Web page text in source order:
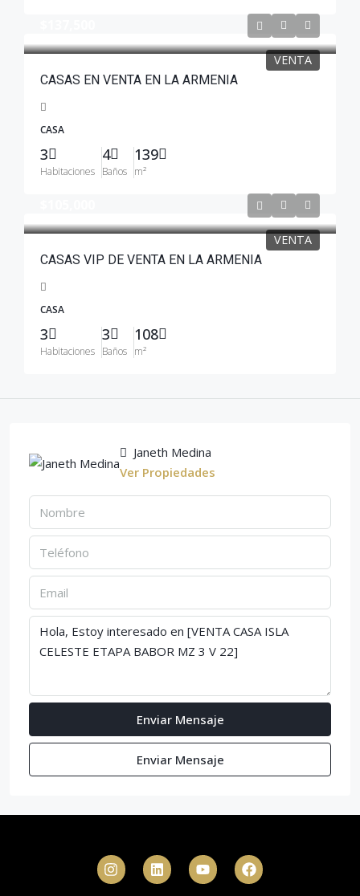
VENTA
CASAS EN VENTA EN LA ARMENIA
CASA
3
Habitaciones
4
Baños
139
m²
VENTA
CASAS VIP DE VENTA EN LA ARMENIA
CASA
3
Habitaciones
3
Baños
108
m²
Janeth Medina
Ver Propiedades
Enviar Mensaje
Enviar Mensaje